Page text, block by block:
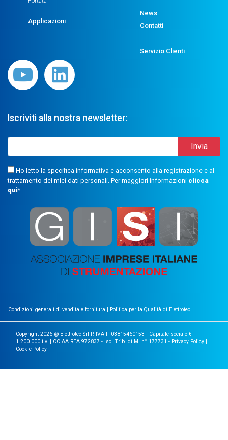
Applicazioni
News
Contatti
Servizio Clienti
Iscriviti alla nostra newsletter:
Ho letto la specifica informativa e acconsento alla registrazione e al
trattamento dei miei dati personali. Per maggiori informazioni clicca
qui*
Condizioni generali di vendita e fornitura | Politica per la Qualità di Elettrotec
Copyright 2026 @ Elettrotec Srl P. IVA IT03815460153 - Capitale sociale €
1.200.000 i.v. | CCIAA REA 972837 - Isc. Trib. di MI n° 177731 - Privacy Policy |
Cookie Policy